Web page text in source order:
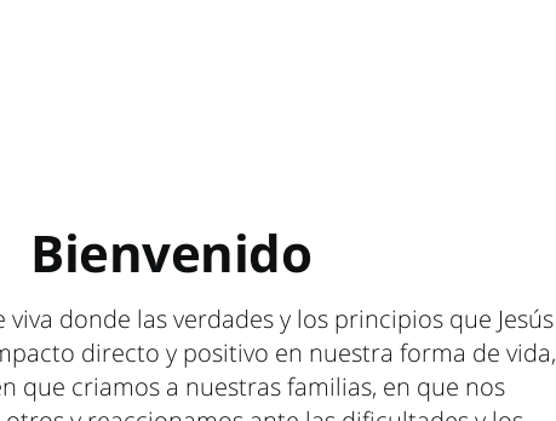
Bienvenido
donde las verdades y los principios que Jesús
directo y positivo en nuestra forma de vida,
que criamos a nuestras familias, en que nos